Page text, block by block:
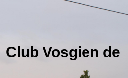
Club Vosgien de